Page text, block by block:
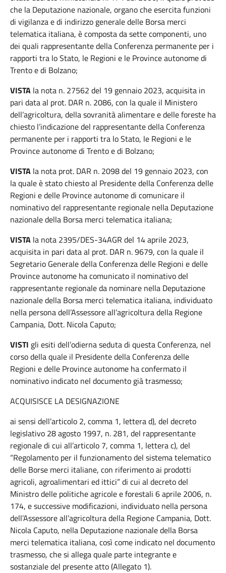
che la Deputazione nazionale, organo che esercita funzioni
di vigilanza e di indirizzo generale delle Borsa merci
telematica italiana, è composta da sette componenti, uno
dei quali rappresentante della Conferenza permanente per i
rapporti tra lo Stato, le Regioni e le Province autonome di
Trento e di Bolzano;
VISTA la nota n. 27562 del 19 gennaio 2023, acquisita in
pari data al prot. DAR n. 2086, con la quale il Ministero
dell’agricoltura, della sovranità alimentare e delle foreste ha
chiesto l’indicazione del rappresentante della Conferenza
permanente per i rapporti tra lo Stato, le Regioni e le
Province autonome di Trento e di Bolzano;
VISTA la nota prot. DAR n. 2098 del 19 gennaio 2023, con
la quale è stato chiesto al Presidente della Conferenza delle
Regioni e delle Province autonome di comunicare il
nominativo del rappresentante regionale nella Deputazione
nazionale della Borsa merci telematica italiana;
VISTA la nota 2395/DES-34AGR del 14 aprile 2023,
acquisita in pari data al prot. DAR n. 9679, con la quale il
Segretario Generale della Conferenza delle Regioni e delle
Province autonome ha comunicato il nominativo del
rappresentante regionale da nominare nella Deputazione
nazionale della Borsa merci telematica italiana, individuato
nella persona dell’Assessore all’agricoltura della Regione
Campania, Dott. Nicola Caputo;
VISTI gli esiti dell’odierna seduta di questa Conferenza, nel
corso della quale il Presidente della Conferenza delle
Regioni e delle Province autonome ha confermato il
nominativo indicato nel documento già trasmesso;
ACQUISISCE LA DESIGNAZIONE
ai sensi dell’articolo 2, comma 1, lettera d), del decreto
legislativo 28 agosto 1997, n. 281, del rappresentante
regionale di cui all’articolo 7, comma 1, lettera c), del
“Regolamento per il funzionamento del sistema telematico
delle Borse merci italiane, con riferimento ai prodotti
agricoli, agroalimentari ed ittici” di cui al decreto del
Ministro delle politiche agricole e forestali 6 aprile 2006, n.
174, e successive modificazioni, individuato nella persona
dell’Assessore all’agricoltura della Regione Campania, Dott.
Nicola Caputo, nella Deputazione nazionale della Borsa
merci telematica italiana, così come indicato nel documento
trasmesso, che si allega quale parte integrante e
sostanziale del presente atto (Allegato 1).